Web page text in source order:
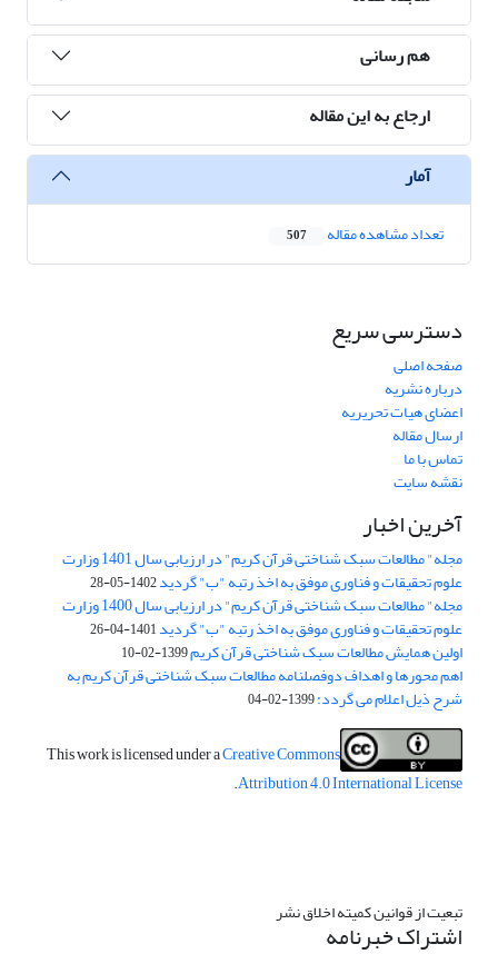
هم رسانی
ارجاع به این مقاله
آمار
تعداد مشاهده مقاله 507
دسترسی سریع
صفحه اصلی
درباره نشریه
اعضای هیات تحریریه
ارسال مقاله
تماس با ما
نقشه سایت
آخرین اخبار
مجله" مطالعات سبک شناختی قرآن کریم" در ارزیابی سال 1401 وزارت
علوم تحقیقات و فناوری موفق به اخذ رتبه "ب" گردید1402-05-28
مجله" مطالعات سبک شناختی قرآن کریم" در ارزیابی سال 1400 وزارت
علوم تحقیقات و فناوری موفق به اخذ رتبه "ب" گردید1401-04-26
اولین همایش مطالعات سبک شناختی قرآن کریم1399-02-10
اهم محورها و اهداف دوفصلنامه مطالعات سبک شناختی قرآن کریم به
شرح ذیل اعلام می گردد:1399-02-04
This work is licensed under aCreative Commons
Attribution 4.0 International License
.
تبعیت از قوانین کمیته اخلاق نشر
اشتراک خبرنامه